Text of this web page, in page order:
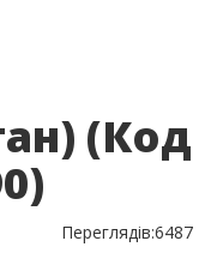
(Код
)
Переглядів:6487